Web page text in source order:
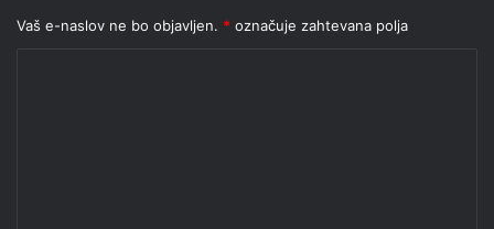
Vaš e-naslov ne bo objavljen. * označuje zahtevana polja